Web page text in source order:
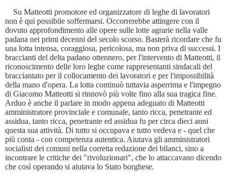
Su Matteotti promotore ed organizzatore di leghe di lavoratori
non è qui possibile soffermarsi. Occorrerebbe attingere con il
dovuto approfondimento alle opere sulle lotte agrarie nella valle
padana nei primi decenni del secolo scorso. Basterà ricordare che fu
una lotta intensa, coraggiosa, pericolosa, ma non priva di successi. I
braccianti del delta padano ottennero, per l'intervento di Matteotti, il
riconoscimento delle loro leghe come rappresentanti sindacali del
bracciantato per il collocamento dei lavoratori e per l'impossibilità
della mano d'opera. La lotta continuò tuttavia asperrima e l'impegno
di Giacomo Matteotti si rinnovò più volte fino alla sua tragica fine.
Arduo è anche il parlare in modo appena adeguato di Matteotti
amministratore provinciale e comunale, tanto ricca, penetrante ed
assidua, tanto ricca, penetrante ed assidua fu per circa dieci anni
questa sua attività. Di tutto si occupava e tutto vedeva e - quel che
più conta - con competenza autentica. Aiutava gli amministratori
socialisti dei comuni nella corretta redazione dei bilanci, sino a
incontrare le critiche dei "rivoluzionari", che lo attaccavano dicendo
che così operando si aiutava lo Stato borghese.